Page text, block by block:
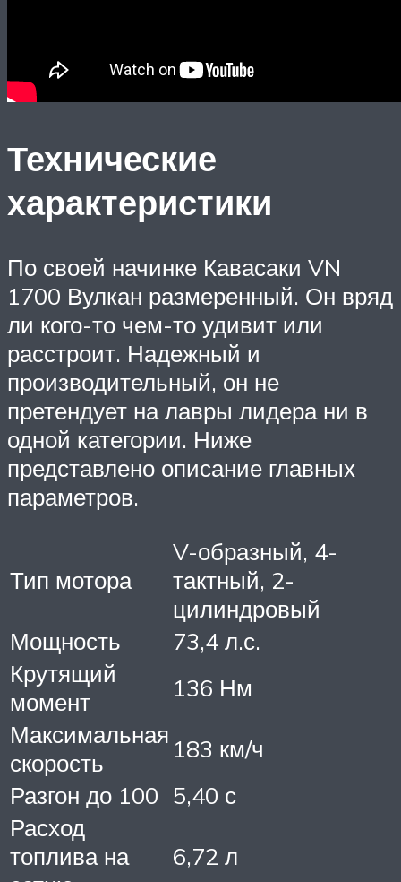
Технические
характеристики
По своей начинке Кавасаки VN
1700 Вулкан размеренный. Он вряд
ли кого-то чем-то удивит или
расстроит. Надежный и
производительный, он не
претендует на лавры лидера ни в
одной категории. Ниже
представлено описание главных
параметров.
Тип мотора
V-образный, 4-
тактный, 2-
цилиндровый
Мощность
73,4 л.с.
Крутящий
момент
136 Нм
Максимальная
скорость
183 км/ч
Разгон до 100 5,40 с
Расход
топлива на
6,72 л